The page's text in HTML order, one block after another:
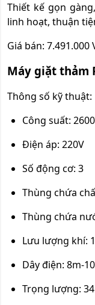
Thiết kế gọn
linh hoạt, thuận
Giá bán: 7.491.000
Máy giặt thảm
Thông số kỹ thuật:
Công suất:
Điện áp: 220V
Số động cơ: 3
Thùng chứa
Thùng chứa
Lưu lượng khí:
Dây điện: 8m-
Trọng lượng: